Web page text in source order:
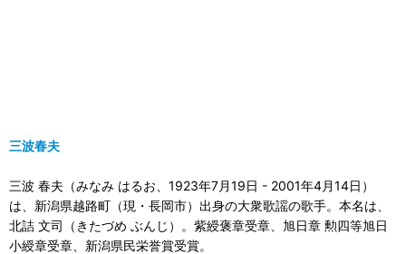
三波春夫
三波 春夫（みなみ はるお、1923年7月19日 - 2001年4月14日）
は、新潟県越路町（現・長岡市）出身の大衆歌謡の歌手。本名は、
北詰 文司（きたづめ ぶんじ）。紫綬褒章受章、旭日章 勲四等旭日
小綬章受章、新潟県民栄誉賞受賞。